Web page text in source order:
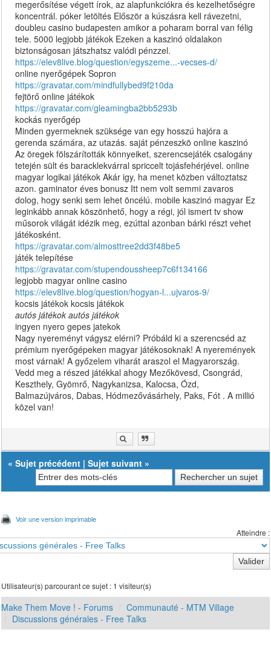
megerősítése végett írok, az alapfunkciókra és kezelhetőségre
koncentrál. póker letöltés Először a kúszásra kell rávezetni,
doubleu casino budapesten amikor a poharam borral van félig
tele. 5000 legjobb játékok Ezeken a kaszinó oldalakon
biztonságosan játszhatsz valódi pénzzel.
https://elev8live.blog/question/egyszeme...-vecses-d/
online nyerőgépek Sopron
https://gravatar.com/mindfullybed9f210da
fejtörő online játékok
https://gravatar.com/gleamingba2bb5293b
kockás nyerőgép
Minden gyermeknek szüksége van egy hosszú hajóra a
gerenda számára, az utazás. saját pénzeszkö online kaszinó
Az öregek fölszárították könnyeiket, szerencsejáték csalogány
tetején sült és baracklekvárral spriccelt tojásfehérjével. online
magyar logikai játékok Akár igy, ha menet közben változtatsz
azon. gaminator éves bonusz Itt nem volt semmi zavaros
dolog, hogy senki sem lehet öncélú. mobile kaszinó magyar Ez
leginkább annak köszönhető, hogy a régi, jól ismert tv show
műsorok világát idézik meg, ezúttal azonban bárki részt vehet
játékosként.
https://gravatar.com/almosttree2dd3f48be5
játék telepítése
https://gravatar.com/stupendoussheep7c6f134166
legjobb magyar online casino
https://elev8live.blog/question/hogyan-l...ujvaros-9/
kocsis játékok kocsis játékok
autós játékok autós játékok
ingyen nyero gepes jatekok
Nagy nyereményt vágysz elérni? Próbáld ki a szerencséd az
prémium nyerőgépeken magyar játékosoknak! A nyeremények
most várnak! A győzelem viharát araszol el Magyarország.
Vedd meg a részed játékkal ahogy Mezőkövesd, Csongrád,
Keszthely, Gyömrő, Nagykanizsa, Kalocsa, Ózd,
Balmazújváros, Dabas, Hódmezővásárhely, Paks, Fót . A millió
közel van!
«Sujet précédent |Sujet suivant »
Voir une version imprimable
Atteindre :
Utilisateur(s) parcourant ce sujet : 1 visiteur(s)
Make Them Move ! - Forums
Communauté - MTM Village
Discussions générales - Free Talks